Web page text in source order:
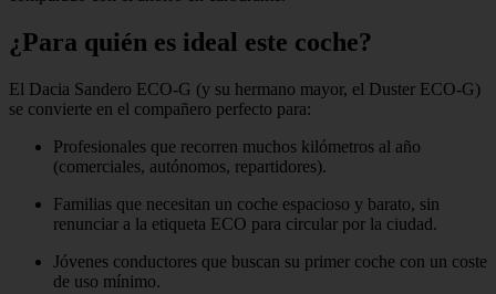
¿Para quién es ideal este coche?
El Dacia Sandero ECO‑G (y su hermano mayor, el Duster ECO‑G)
se convierte en el compañero perfecto para:
Profesionales que recorren muchos kilómetros al año
(comerciales, autónomos, repartidores).
Familias que necesitan un coche espacioso y barato, sin
renunciar a la etiqueta ECO para circular por la ciudad.
Jóvenes conductores que buscan su primer coche con un coste
de uso mínimo.